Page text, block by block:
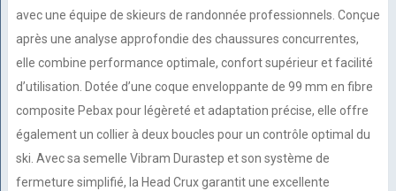
avec une équipe de skieurs de randonnée professionnels. Conçue
après une analyse approfondie des chaussures concurrentes,
elle combine performance optimale, confort supérieur et facilité
d’utilisation. Dotée d’une coque enveloppante de 99 mm en fibre
composite Pebax pour légèreté et adaptation précise, elle offre
également un collier à deux boucles pour un contrôle optimal du
ski. Avec sa semelle Vibram Durastep et son système de
fermeture simplifié, la Head Crux garantit une excellente